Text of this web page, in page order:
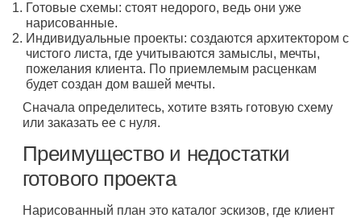
Готовые схемы: стоят недорого, ведь они уже
нарисованные.
Индивидуальные проекты: создаются архитектором с
чистого листа, где учитываются замыслы, мечты,
пожелания клиента. По приемлемым расценкам
будет создан дом вашей мечты.
Сначала определитесь, хотите взять готовую схему
или заказать ее с нуля.
Преимущество и недостатки
готового проекта
Нарисованный план это каталог эскизов, где клиент